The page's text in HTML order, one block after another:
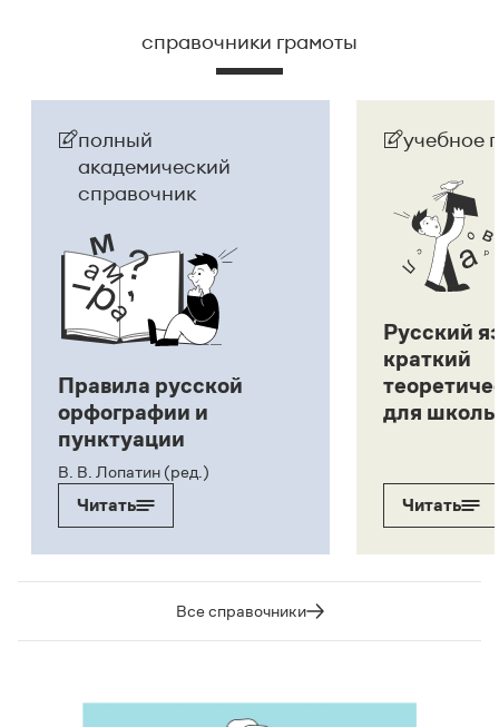
справочники грамоты
полный
академический
справочник
Правила русской
орфографии и
пунктуации
В. В. Лопатин (ред.)
Читать
учебное
Русский
краткий
для
Читать
Все справочники